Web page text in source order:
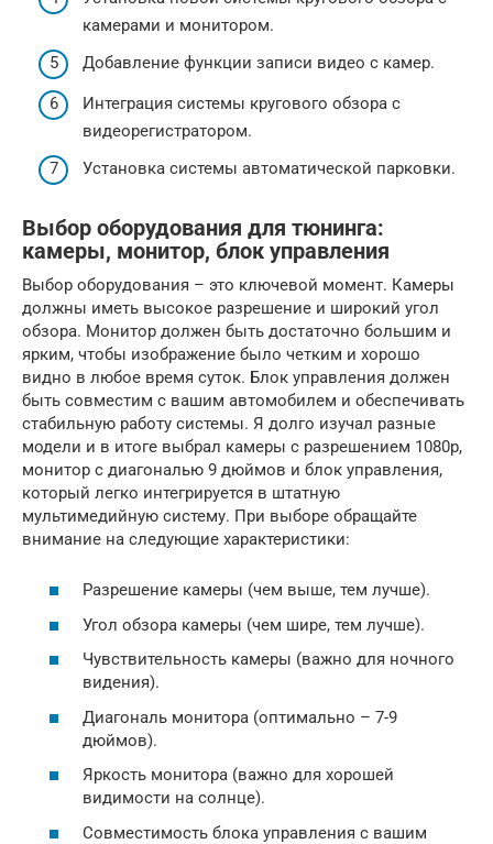
камерами и монитором.
Добавление функции записи видео с камер.
Интеграция системы кругового обзора с
видеорегистратором.
Установка системы автоматической парковки.
Выбор оборудования для тюнинга:
камеры, монитор, блок управления
Выбор оборудования – это ключевой момент. Камеры
должны иметь высокое разрешение и широкий угол
обзора. Монитор должен быть достаточно большим и
ярким, чтобы изображение было четким и хорошо
видно в любое время суток. Блок управления должен
быть совместим с вашим автомобилем и обеспечивать
стабильную работу системы. Я долго изучал разные
модели и в итоге выбрал камеры с разрешением 1080p,
монитор с диагональю 9 дюймов и блок управления,
который легко интегрируется в штатную
мультимедийную систему. При выборе обращайте
внимание на следующие характеристики:
Разрешение камеры (чем выше, тем лучше).
Угол обзора камеры (чем шире, тем лучше).
Чувствительность камеры (важно для ночного
видения).
Диагональ монитора (оптимально – 7-9
дюймов).
Яркость монитора (важно для хорошей
видимости на солнце).
Совместимость блока управления с вашим